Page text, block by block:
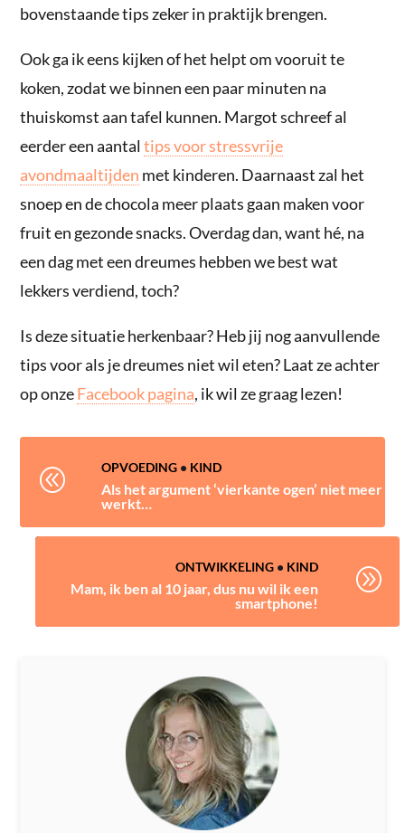
bovenstaande tips zeker in praktijk brengen.
Ook ga ik eens kijken of het helpt om vooruit te
koken, zodat we binnen een paar minuten na
thuiskomst aan tafel kunnen. Margot schreef al
eerder een aantaltips voor stressvrije
avondmaaltijden met kinderen. Daarnaast zal het
snoep en de chocola meer plaats gaan maken voor
fruit en gezonde snacks. Overdag dan, want hé, na
een dag met een dreumes hebben we best wat
lekkers verdiend, toch?
Is deze situatie herkenbaar? Heb jij nog aanvullende
tips voor als je dreumes niet wil eten? Laat ze achter
op onzeFacebook pagina, ik wil ze graag lezen!
@ OPVOEDING • KIND
Als het argument ‘vierkante ogen’ niet meer
werkt…
ONTWIKKELING• KIND
Mam, ik ben al 10 jaar, dus nu wil ik een
smartphone!
A